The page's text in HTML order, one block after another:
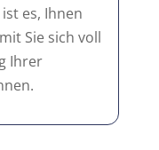
es, Ihnen
Sie sich voll
Ihrer